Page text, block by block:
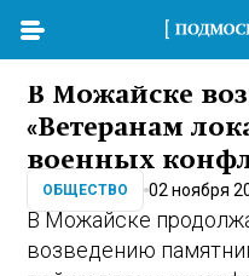
В Можайске
«Ветеранам
военных
ОБЩЕСТВО 02 ноября
В Можайске
возведению